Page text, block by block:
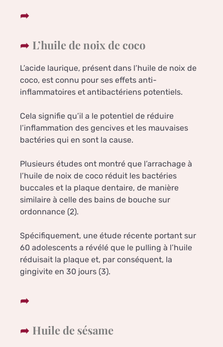
L’huile de noix de coco
L’acide laurique, présent dans l’huile de noix de
coco, est connu pour ses effets anti-
inflammatoires et antibactériens potentiels.
Cela signifie qu’il a le potentiel de réduire
l’inflammation des gencives et les mauvaises
bactéries qui en sont la cause.
Plusieurs études ont montré que l’arrachage à
l’huile de noix de coco réduit les bactéries
buccales et la plaque dentaire, de manière
similaire à celle des bains de bouche sur
ordonnance (2).
Spécifiquement, une étude récente portant sur
60 adolescents a révélé que le pulling à l’huile
réduisait la plaque et, par conséquent, la
gingivite en 30 jours (3).
Huile de sésame